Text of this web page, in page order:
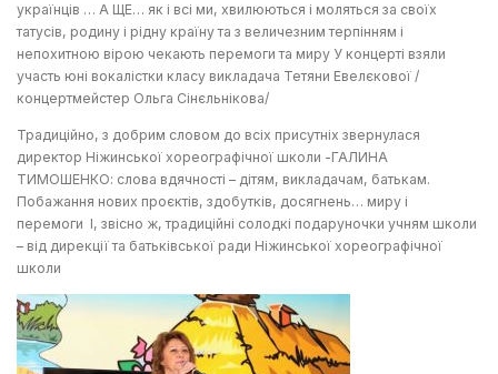
українців … А ЩЕ… як і всі ми, хвилюються і моляться за своїх
татусів, родину і рідну країну та з величезним терпінням і
непохитною вірою чекають перемоги та миру У концерті взяли
участь юні вокалістки класу викладача Тетяни Евелєкової /
концертмейстер Ольга Сінєльнікова/
Традиційно, з добрим словом до всіх присутніх звернулася
директор Ніжинської хореографічної школи -ГАЛИНА
ТИМОШЕНКО: слова вдячності – дітям, викладачам, батькам.
Побажання нових проєктів, здобутків, досягнень… миру і
перемоги І, звісно ж, традиційні солодкі подаруночки учням школи
– від дирекції та батьківської ради Ніжинської хореографічної
школи